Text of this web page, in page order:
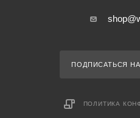
ПОДПИСАТЬСЯ
ПОЛИТИКА